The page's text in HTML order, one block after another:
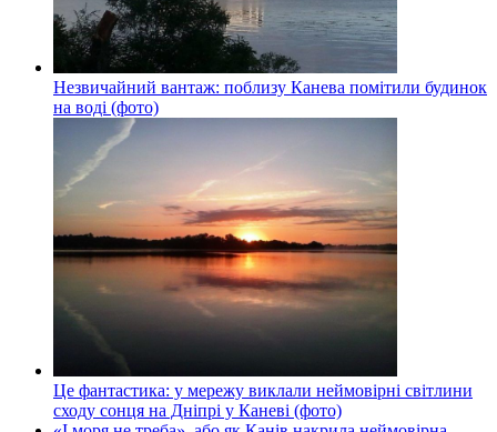
Незвичайний вантаж: поблизу Канева помітили будинок
на воді (фото)
Це фантастика: у мережу виклали неймовірні світлини
сходу сонця на Дніпрі у Каневі (фото)